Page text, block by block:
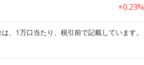
+0.23%
、1万口当たり、税引前で記載しています。